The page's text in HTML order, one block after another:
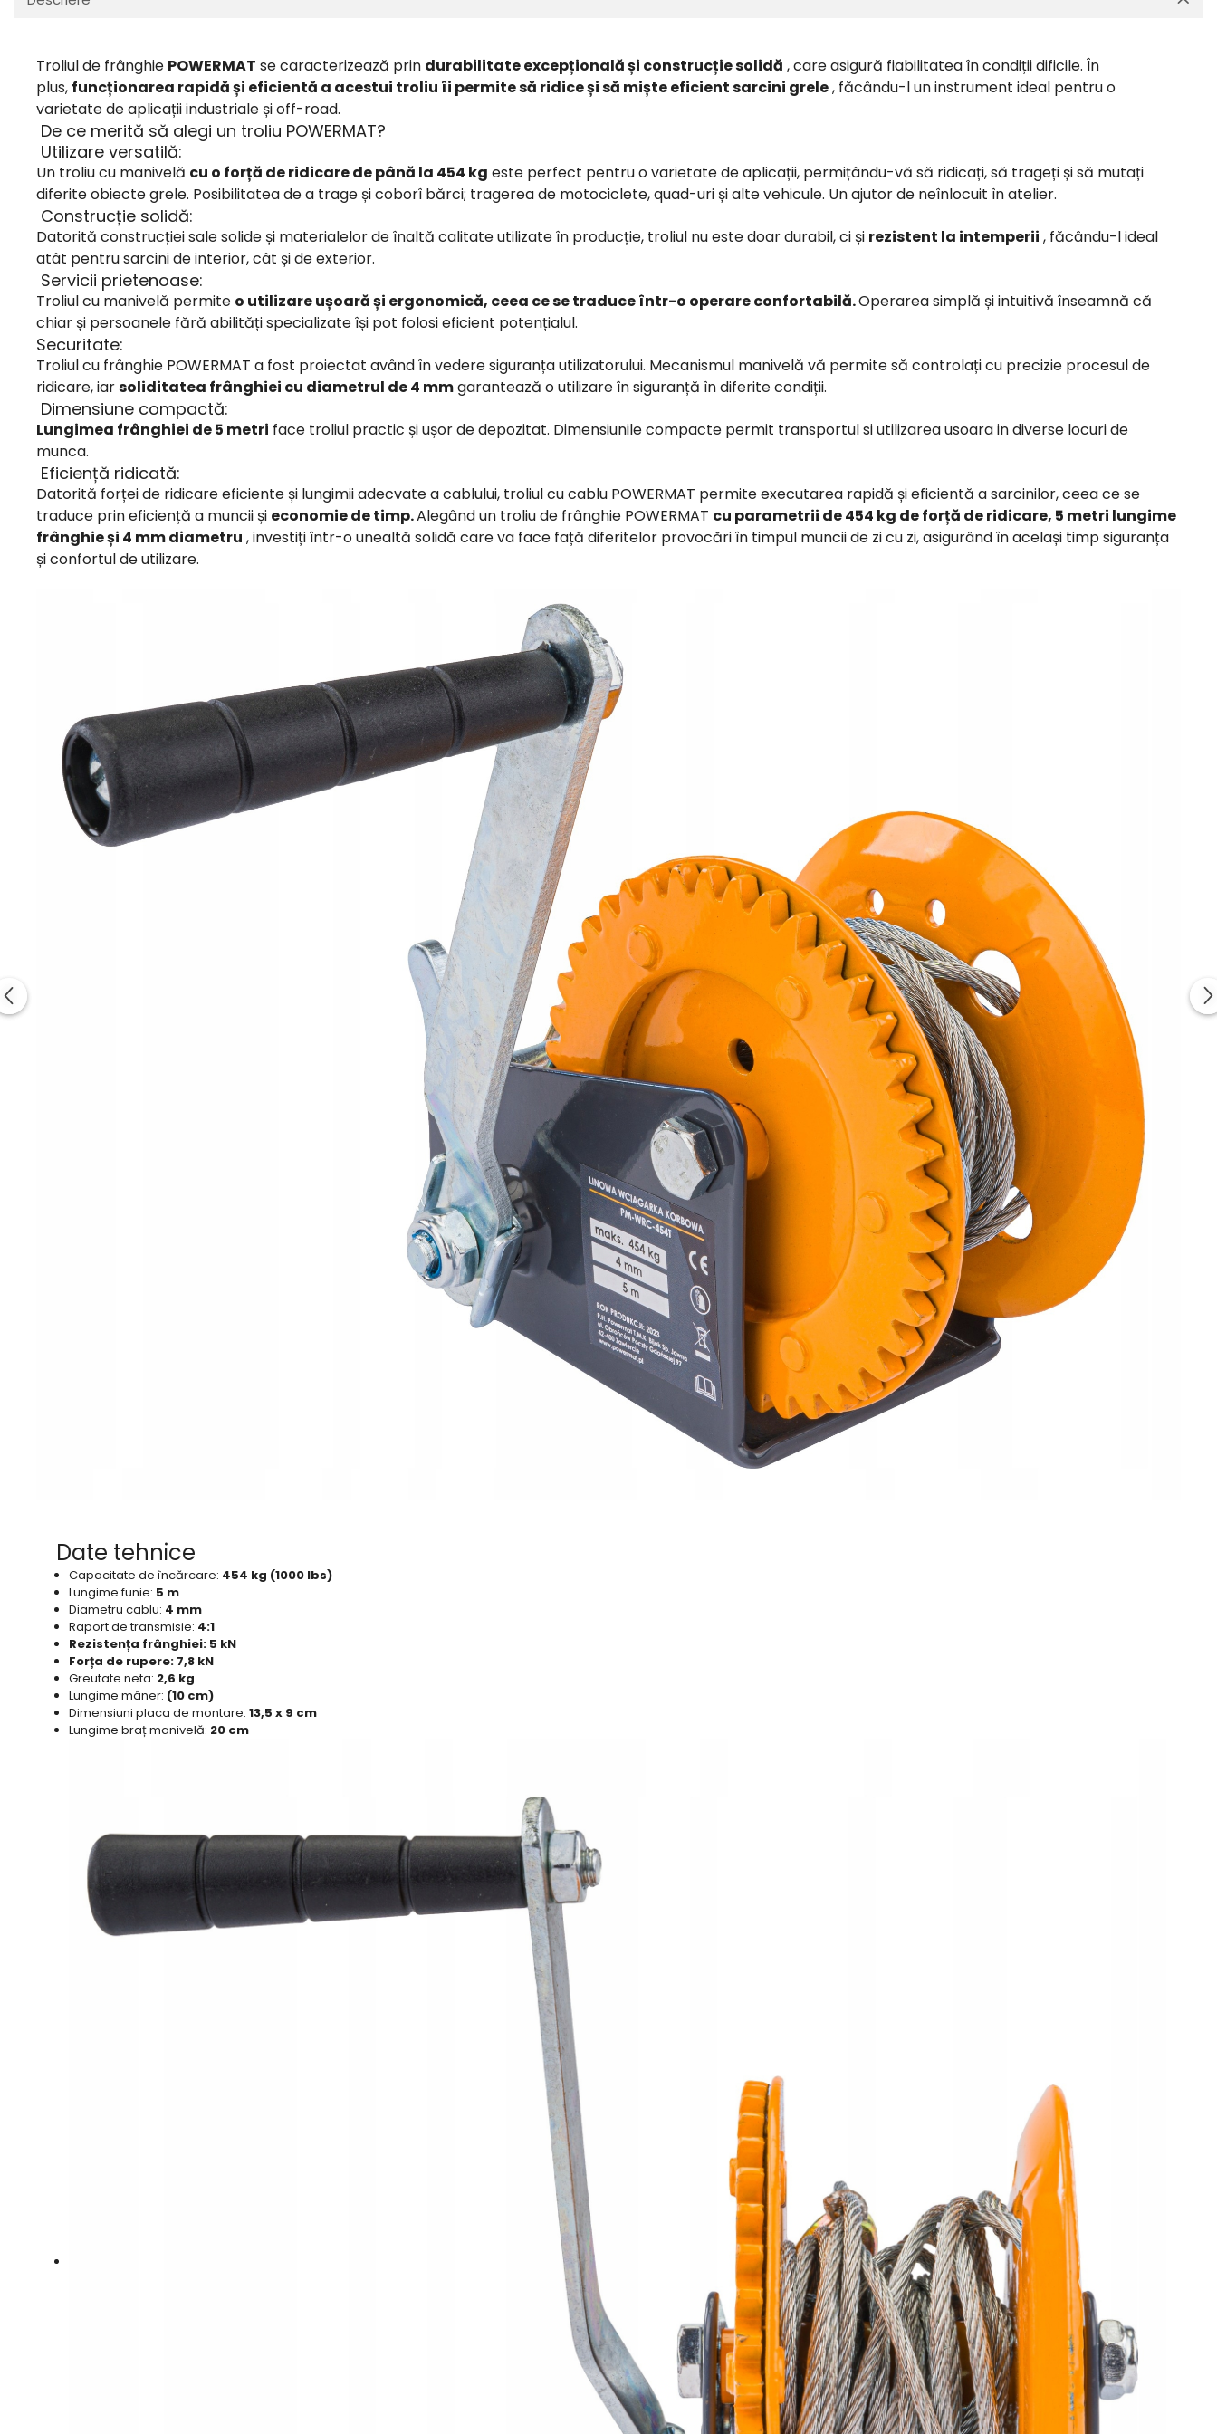
Slefuitoare
Suport auto
Suport motocicleta
Surubelnite
Tunuri de caldura si aeroteme
Utilaje constructie
Troliul de frânghie POWERMAT se caracterizează prin durabilitate excepțională și construcție solidă , care asigură fiabilitatea în condiții dificile. În
plus, funcționarea rapidă și eficientă a acestui troliu îi permite să ridice și să miște eficient sarcini grele, făcându-l un instrument ideal pentru o
varietate de aplicații industriale și off-road.
De ce merită să alegi un troliu POWERMAT?
Utilizare versatilă:
Un troliu cu manivelă cu o forță de ridicare de până la 454 kg este perfect pentru o varietate de aplicații, permițându-vă să ridicați, să trageți și să mutați
diferite obiecte grele. Posibilitatea de a trage și coborî bărci; tragerea de motociclete, quad-uri și alte vehicule. Un ajutor de neînlocuit în atelier.
Construcție solidă:
Datorită construcției sale solide și materialelor de înaltă calitate utilizate în producție, troliul nu este doar durabil, ci și rezistent la intemperii , făcându-l ideal
atât pentru sarcini de interior, cât și de exterior.
Servicii prietenoase:
Troliul cu manivelă permite o utilizare ușoară și ergonomică, ceea ce se traduce într-o operare confortabilă.Operarea simplă și intuitivă înseamnă că
chiar și persoanele fără abilități specializate își pot folosi eficient potențialul.
Securitate:
Troliul cu frânghie POWERMAT a fost proiectat având în vedere siguranța utilizatorului. Mecanismul manivelă vă permite să controlați cu precizie procesul de
ridicare, iarsoliditatea frânghiei cu diametrul de 4 mmgarantează o utilizare în siguranță în diferite condiții.
Dimensiune compactă:
Lungimea frânghiei de 5 metri face troliul practic și ușor de depozitat. Dimensiunile compacte permit transportul si utilizarea usoara in diverse locuri de
munca.
Eficiență ridicată:
Datorită forței de ridicare eficiente și lungimii adecvate a cablului, troliul cu cablu POWERMAT permite executarea rapidă și eficientă a sarcinilor, ceea ce se
traduce prin eficiență a muncii și economie de timp.Alegând un troliu de frânghie POWERMAT cu parametrii de 454 kg de forță de ridicare, 5 metri lungime
frânghie și 4 mm diametru , investiți într-o unealtă solidă care va face față diferitelor provocări în timpul muncii de zi cu zi, asigurând în același timp siguranța
și confortul de utilizare.
Date tehnice
Capacitate de încărcare: 454 kg (1000 lbs)
Lungime funie: 5 m
Diametru cablu: 4 mm
Raport de transmisie: 4:1
Rezistența frânghiei: 5 kN
Forța de rupere: 7,8 kN
Greutate neta: 2,6 kg
Lungime mâner: (10 cm)
Dimensiuni placa de montare: 13,5 x 9 cm
Lungime braț manivelă: 20 cm